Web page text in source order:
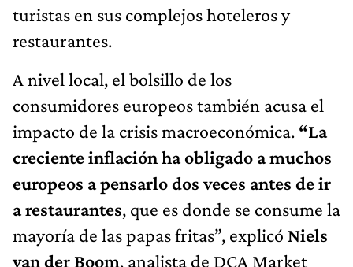
turistas en sus complejos hoteleros y
restaurantes.
A nivel local, el bolsillo de los
consumidores europeos también acusa el
impacto de la crisis macroeconómica. “La
creciente inflación ha obligado a muchos
europeos a pensarlo dos veces antes de ir
a restaurantes, que es donde se consume la
mayoría de las papas fritas”, explicó Niels
van der Boom, analista de DCA Market